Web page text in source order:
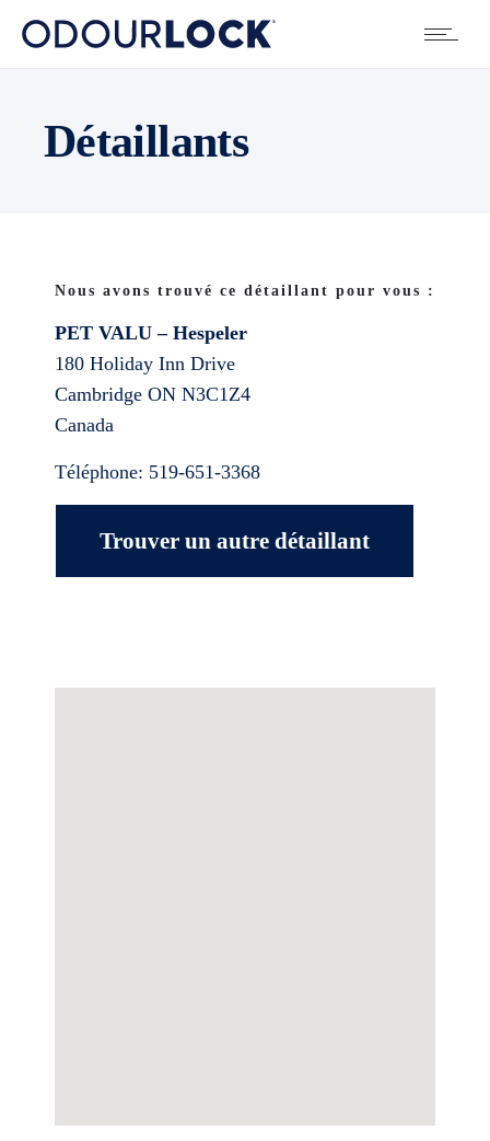
Détaillants
Nous avons trouvé ce détaillant pour vous :
PET VALU – Hespeler
180 Holiday Inn Drive
Cambridge ON N3C1Z4
Canada
Téléphone: 519-651-3368
Trouver un autre détaillant